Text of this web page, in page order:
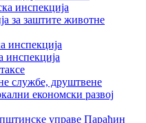
инспекција
за заштите животне
инспекција
инспекција
службе, друштвене
економски развој
управе Параћин